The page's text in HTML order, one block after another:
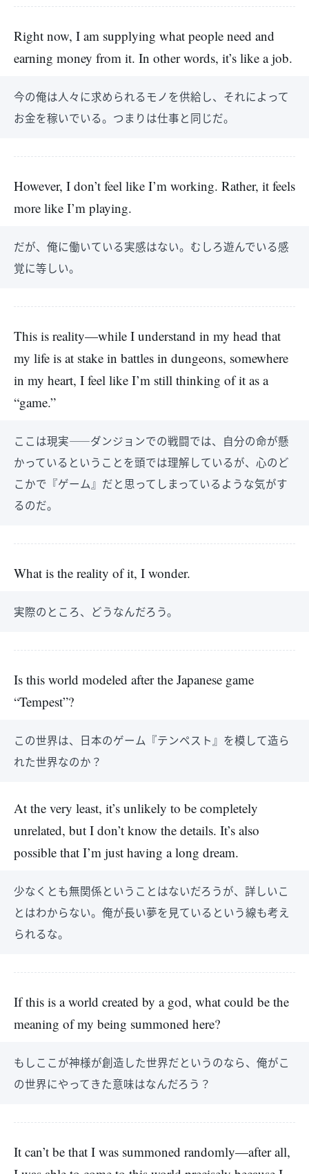
Right now, I am supplying what people need and
earning money from it. In other words, it’s like a job.
今の俺は人々に求められるモノを供給し、それによって
お金を稼いでいる。つまりは仕事と同じだ。
However, I don’t feel like I’m working. Rather, it feels
more like I’m playing.
だが、俺に働いている実感はない。むしろ遊んでいる感
覚に等しい。
This is reality—while I understand in my head that
my life is at stake in battles in dungeons, somewhere
in my heart, I feel like I’m still thinking of it as a
“game.”
ここは現実――ダンジョンでの戦闘では、自分の命が懸
かっているということを頭では理解しているが、心のど
こかで『ゲーム』だと思ってしまっているような気がす
るのだ。
What is the reality of it, I wonder.
実際のところ、どうなんだろう。
Is this world modeled after the Japanese game
“Tempest”?
この世界は、日本のゲーム『テンペスト』を模して造ら
れた世界なのか？
At the very least, it’s unlikely to be completely
unrelated, but I don’t know the details. It’s also
possible that I’m just having a long dream.
少なくとも無関係ということはないだろうが、詳しいこ
とはわからない。俺が長い夢を見ているという線も考え
られるな。
If this is a world created by a god, what could be the
meaning of my being summoned here?
もしここが神様が創造した世界だというのなら、俺がこ
の世界にやってきた意味はなんだろう？
It can’t be that I was summoned randomly—after all,